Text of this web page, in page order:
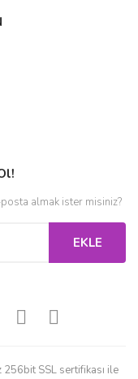
almak ister misiniz?
EKLE
256bit SSL sertifikası ile